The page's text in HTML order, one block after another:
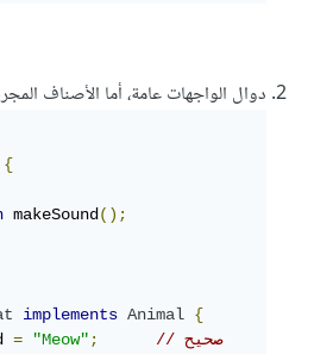
دوال الواجهات عامة، أما الأصناف
{
makeSound();
implements Animal
{
= "Meow";
// صحيح